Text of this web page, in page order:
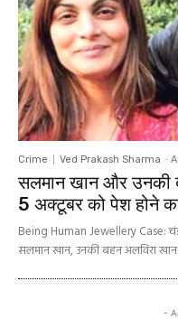
Crime Ved Prakash Sharma -
सलमान खान और उनकी
5 अक्टूबर को पेश होने
Being Human Jewellery Case:
सलमान खान, उनकी बहन अलविरा खान
-